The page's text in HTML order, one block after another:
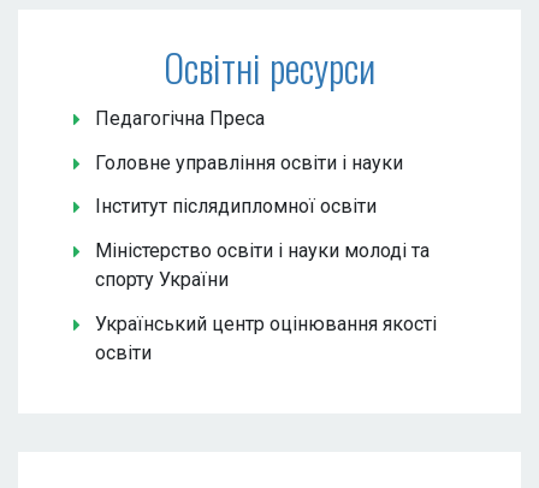
Освітні ресурси
Педагогічна Преса
Головне управління освіти і науки
Інститут післядипломної освіти
Міністерство освіти і науки молоді та
спорту України
Український центр оцінювання якості
освіти